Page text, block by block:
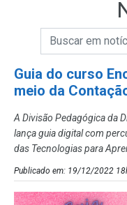
Campo
Campo de
Guia do curso
meio da
A Divisão Pedagógica da
lança guia digital com
das Tecnologias para
Publicado em: 19/12/2022